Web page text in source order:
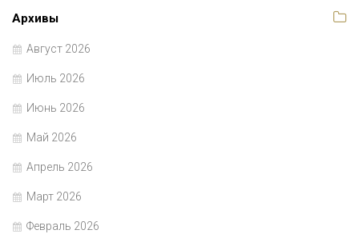
Архивы
Август 2026
Июль 2026
Июнь 2026
Май 2026
Апрель 2026
Март 2026
Февраль 2026